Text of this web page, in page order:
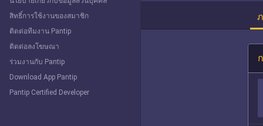
สิทธิ์การใช้งานของสมาชิก
ติดต่อทีมงาน Pantip
ติดต่อลงโฆษณา
ร่วมงานกับ Pantip
Download App Pantip
Pantip Certified Developer